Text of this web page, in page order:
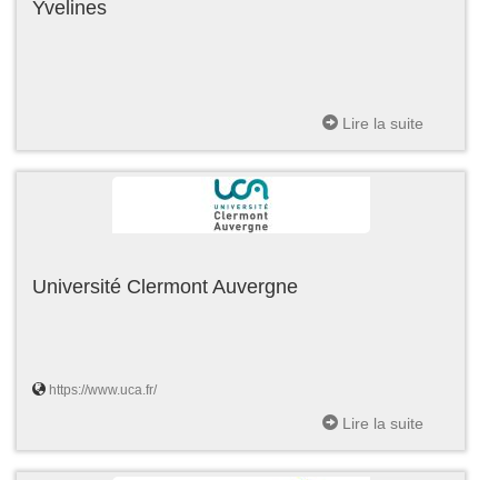
Yvelines
Lire la suite
Université Clermont Auvergne
https://www.uca.fr/
Lire la suite